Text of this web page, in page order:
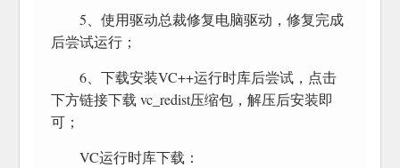
5、使用驱动总裁修复电脑驱动，修复完成
后尝试运行；
6、下载安装VC++运行时库后尝试，点击
下方链接下载 vc_redist压缩包，解压后安装即
可；
VC运行时库下载：